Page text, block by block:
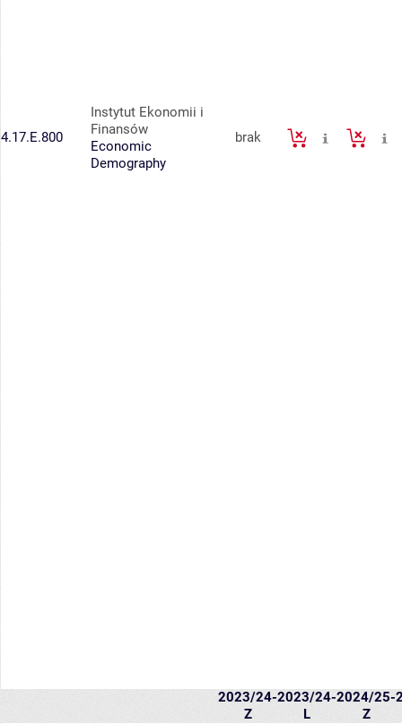
4.17.E.800
Instytut Ekonomii i
Finansów
Economic
Demography
brak
2023/24-
Z
2023/24-
L
2024/25-
Z